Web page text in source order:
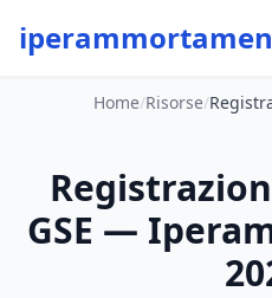
Home/Risorse/
GSE —